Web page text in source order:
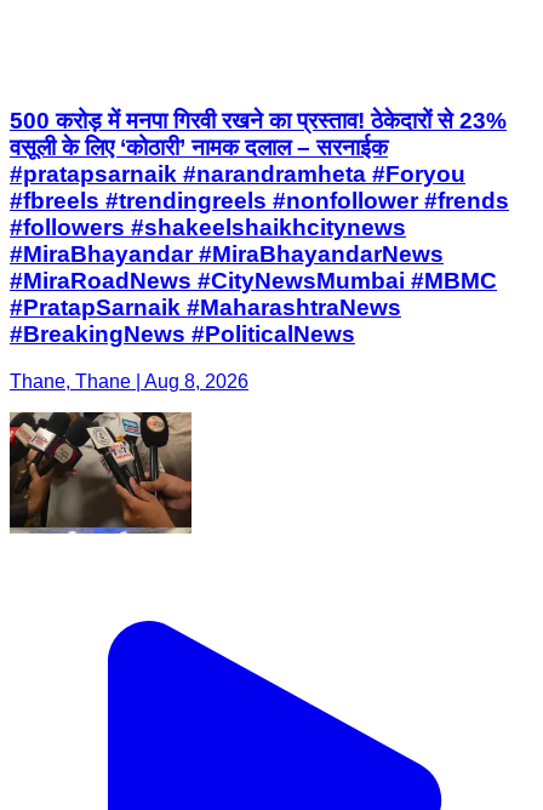
500 करोड़ में मनपा गिरवी रखने का प्रस्ताव! ठेकेदारों से 23%
वसूली के लिए ‘कोठारी’ नामक दलाल – सरनाईक
#pratapsarnaik #narandramheta #Foryou
#fbreels #trendingreels #nonfollower #frends
#followers #shakeelshaikhcitynews
#MiraBhayandar #MiraBhayandarNews
#MiraRoadNews #CityNewsMumbai #MBMC
#PratapSarnaik #MaharashtraNews
#BreakingNews #PoliticalNews
Thane, Thane | Aug 8, 2026